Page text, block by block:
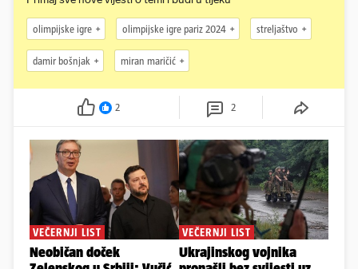
olimpijske igre olimpijske igre pariz 2024 streljaštvo
damir bošnjak miran maričić
2 2